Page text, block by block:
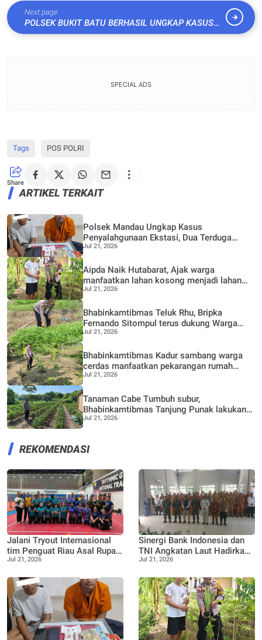
Next page
POLSEK BUKIT BATU BERHASIL UNGKAP KASUS
NARKOTIKA JENIS SABU DI HOTEL HASTON
SPECIAL ADS
Tags POS POLRI
Share
ARTIKEL TERKAIT
Polsek Mandau Ungkap Kasus
Penyalahgunaan Ekstasi, Dua Terduga
Diamankan Dukung Program P4GN
Jul 21, 2026
Aipda Naik Hutabarat, Ajak warga
manfaatkan lahan kosong menjadi lahan
Produktif, Perkebunan Nenas
Jul 21, 2026
Bhabinkamtibmas Teluk Rhu, Bripka
Fernando Sitompul terus dukung Warga
dalam pemanfaatan pekarangan Rumah
Jul 21, 2026
Bhabinkamtibmas Kadur sambang warga
cerdas manfaatkan pekarangan rumah
untuk di buat lokasi pertanian bergizi
Jul 21, 2026
Tanaman Cabe Tumbuh subur,
Bhabinkamtibmas Tanjung Punak lakukan
perawatan bersama Petani
Jul 21, 2026
REKOMENDASI
Jalani Tryout Internasional
tim Penguat Riau Asal Rupat
Desa Pangkalan Nyirih,
Jul 21, 2026
Sinergi Bank Indonesia dan
TNI Angkatan Laut Hadirkan
Ekspedisi Rupiah Berdaulat
Jul 21, 2026